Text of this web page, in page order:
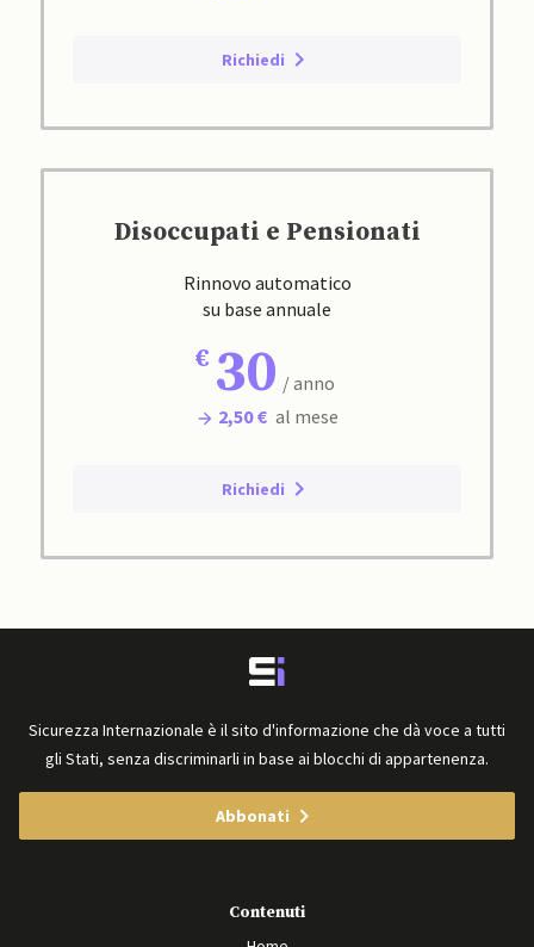
Richiedi
Disoccupati e Pensionati
Rinnovo automatico
su base annuale
30 / anno
2,50 € al mese
Richiedi
Sicurezza Internazionale è il sito d'informazione che dà voce a tutti
gli Stati, senza discriminarli in base ai blocchi di appartenenza.
Abbonati
Contenuti